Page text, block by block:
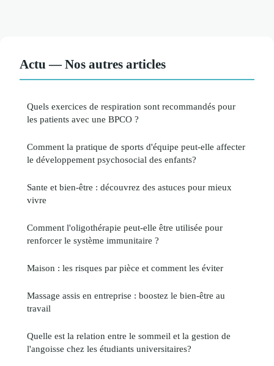
Actu — Nos autres articles
Quels exercices de respiration sont recommandés pour
les patients avec une BPCO ?
Comment la pratique de sports d'équipe peut-elle affecter
le développement psychosocial des enfants?
Sante et bien-être : découvrez des astuces pour mieux
vivre
Comment l'oligothérapie peut-elle être utilisée pour
renforcer le système immunitaire ?
Maison : les risques par pièce et comment les éviter
Massage assis en entreprise : boostez le bien-être au
travail
Quelle est la relation entre le sommeil et la gestion de
l'angoisse chez les étudiants universitaires?